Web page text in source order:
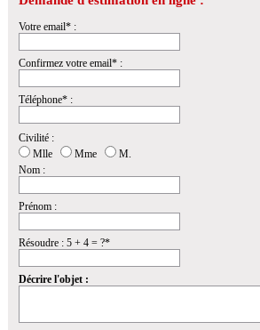
Votre email* :
Confirmez votre email* :
Téléphone* :
Civilité :
Mlle
Mme
M.
Nom :
Prénom :
Résoudre : 5 + 4 = ?*
Décrire l'objet :